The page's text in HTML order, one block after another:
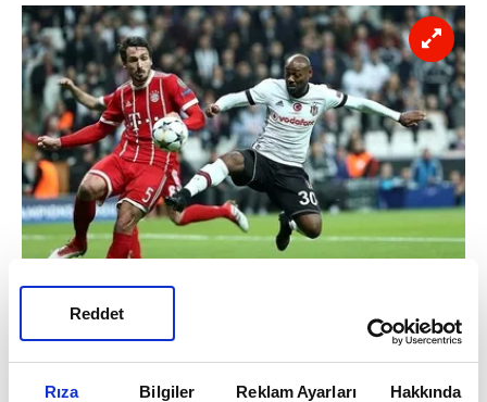
Rıza Bilgiler Reklam Ayarları Hakkında
Reddet
Şampiyonluğu kaçırmış bir takıma başarılı
demek mümkün değil ama başarısız demek